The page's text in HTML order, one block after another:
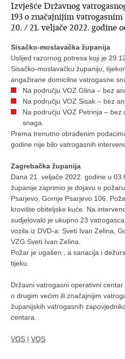
Izvješće Državnog
193 o značajnijim
20. / 21. veljače 2022. godine
Sisačko-moslavačka županija
Uslijed razornog potresa koji je
Sisačko-moslavačku županiju,
angažirane domicilne vatrogasne
Na području VOZ Glina – bez
Na području VOZ Sisak – bez
Na području VOZ Petrinja – bez
snaga.
Prema trenutno obrađenim
godine nije bilo vatrogasnih
Zagrebačka županija
Dana 21. veljače 2022. godine u
županije zaprimio je dojavu o
Psarjevo, Gornje Psarjevo 106.
krovište obiteljske kuće. Na
sudjelovalo je ukupno 23
vozila iz DVD-a: Sveti Ivan Zelina,
VZG Sveti Ivan Zelina.
Požar je ugašen , a sanacija i
tijeku.
Državni vatrogasni operativni
o drugim većim ili značajnijim
županijskih vatrogasnih
centara.
VOS |VOS